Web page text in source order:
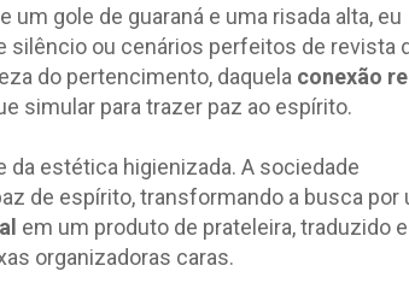
um gole de guaraná e uma risada alta, eu
silêncio ou cenários perfeitos de revista
do pertencimento, daquela conexão
simular para trazer paz ao espírito.
da estética higienizada. A sociedade
de espírito, transformando a busca por
em um produto de prateleira, traduzido
organizadoras caras.